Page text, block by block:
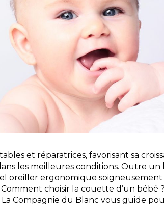
et réparatrices, favorisant sa
les meilleures conditions. Outre un
oreiller ergonomique soigneusement
choisir la couette d’un bébé
Compagnie du Blanc vous guide